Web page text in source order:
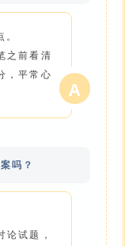
之前看清
，平常心
A
吗？
论试题，